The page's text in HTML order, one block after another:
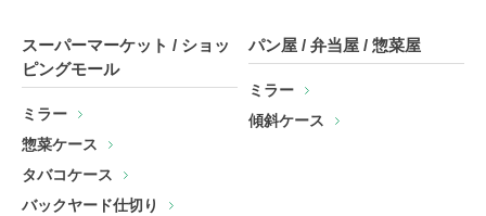
スーパーマーケット / ショッ
ピングモール
ミラー
惣菜ケース
タバコケース
バックヤード仕切り
パン屋 / 弁当屋 / 惣菜屋
ミラー
傾斜ケース